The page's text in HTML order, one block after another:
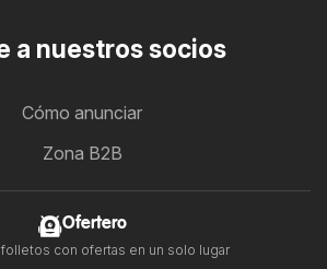
a nuestros socios
Cómo anunciar
Zona B2B
Ofertero
con ofertas en un solo lugar